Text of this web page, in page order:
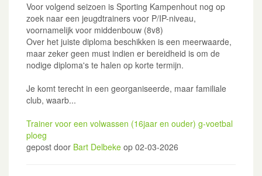
Voor volgend seizoen is Sporting Kampenhout nog op
zoek naar een jeugdtrainers voor P/IP-niveau,
voornamelijk voor middenbouw (8v8)
Over het juiste diploma beschikken is een meerwaarde,
maar zeker geen must indien er bereidheid is om de
nodige diploma's te halen op korte termijn.
Je komt terecht in een georganiseerde, maar familiale
club, waarb...
Trainer voor een volwassen (16jaar en ouder) g-voetbal
ploeg
gepost door Bart Delbeke op 02-03-2026